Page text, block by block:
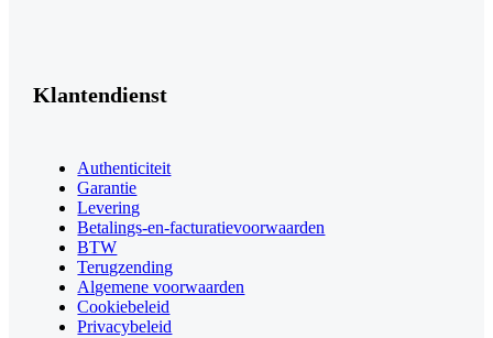
Klantendienst
Authenticiteit
Garantie
Levering
Betalings-en-facturatievoorwaarden
BTW
Terugzending
Algemene voorwaarden
Cookiebeleid
Privacybeleid